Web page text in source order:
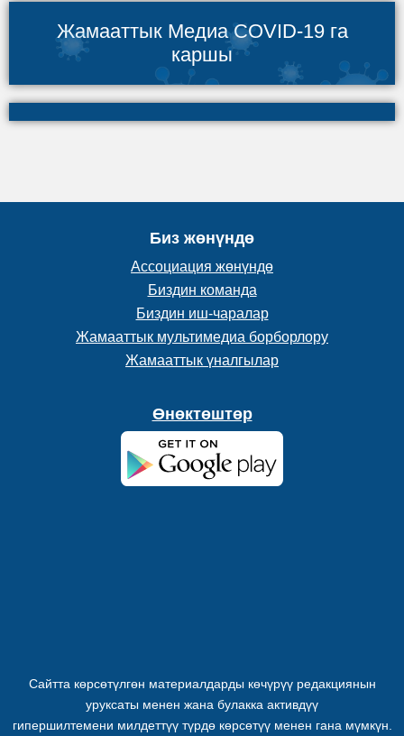
Жамааттык Медиа COVID-19 га
каршы
Биз жөнүндө
Ассоциация жөнүндө
Биздин команда
Биздин иш-чаралар
Жамааттык мультимедиа борборлору
Жамааттык үналгылар
Өнөктөштөр
Сайтта көрсөтүлгөн материалдарды көчүрүү редакциянын
уруксаты менен жана булакка активдүү
гипершилтемени милдеттүү түрдө көрсөтүү менен гана мүмкүн.